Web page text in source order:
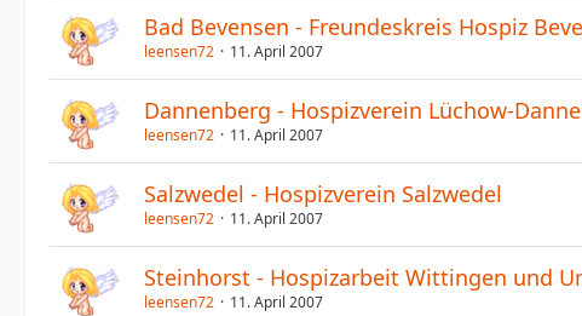
Bad Bevensen - Freundeskreis Hospiz
leensen72 11. April 2007
Dannenberg - Hospizverein Lüchow-
leensen72 11. April 2007
Salzwedel - Hospizverein Salzwedel
leensen72 11. April 2007
Steinhorst - Hospizarbeit Wittingen und
leensen72 11. April 2007